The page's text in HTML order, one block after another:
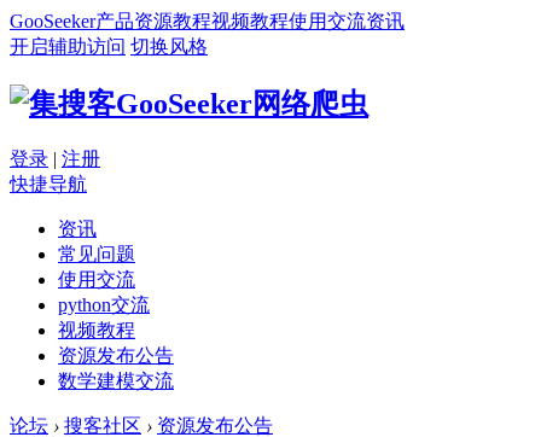
GooSeeker产品资源教程视频教程使用交流资讯
开启辅助访问 切换风格
登录 | 注册
快捷导航
资讯
常见问题
使用交流
python交流
视频教程
资源发布公告
数学建模交流
论坛 › 搜客社区 › 资源发布公告